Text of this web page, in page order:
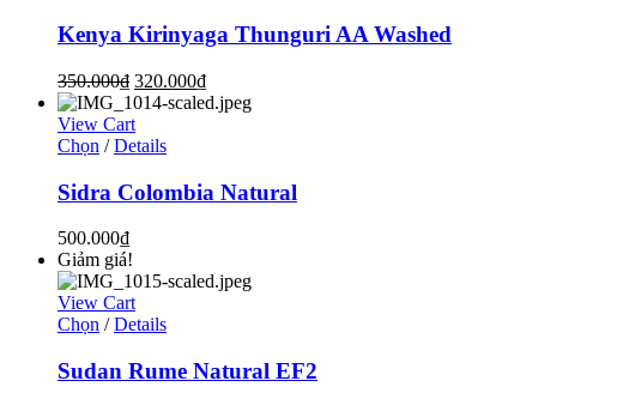
Kenya Kirinyaga Thunguri AA Washed
350.000₫ 320.000₫
View Cart
Chọn / Details
Sidra Colombia Natural
500.000₫
Giảm giá!
View Cart
Chọn / Details
Sudan Rume Natural EF2